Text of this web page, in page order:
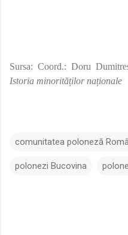
Sursa: Coord.: Doru
Istoria minorităților naționale
comunitatea poloneză
polonezi Bucovina